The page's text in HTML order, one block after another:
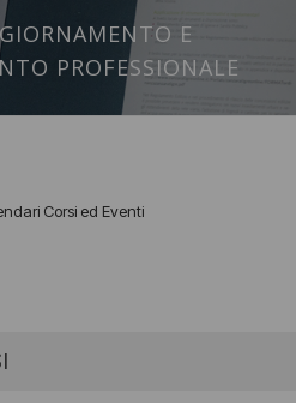
E
PROFESSIONALE
Corsi ed Eventi